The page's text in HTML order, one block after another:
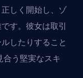
しく開始し、ゾ
す。彼女は取引
したりすること
う堅実なスキ